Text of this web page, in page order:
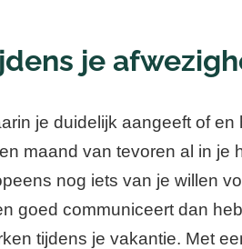
je
je duidelijk aangeeft of
maand van tevoren al in
nog iets van je willen
goed communiceert dan
tijdens je vakantie. Met